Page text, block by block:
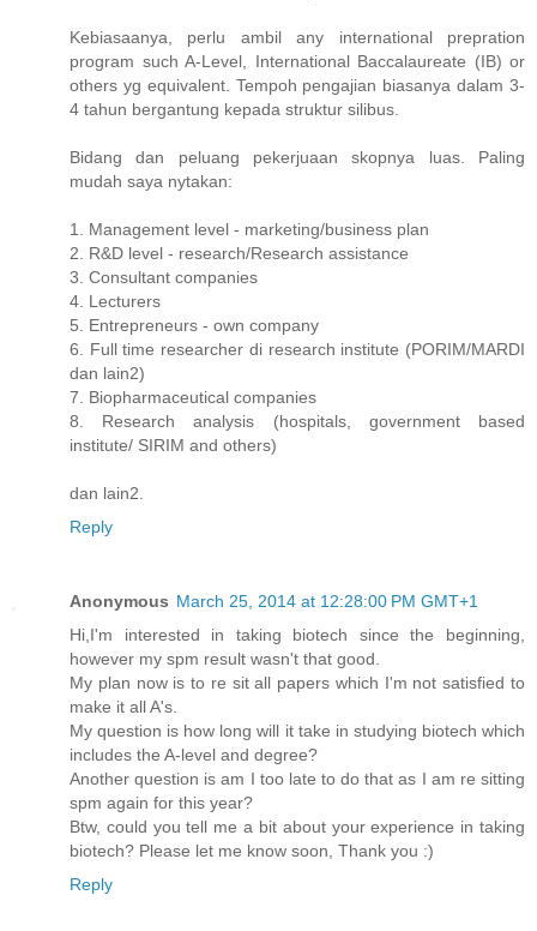
Kebiasaanya, perlu ambil any international prepration
program such A-Level, International Baccalaureate (IB) or
others yg equivalent. Tempoh pengajian biasanya dalam 3-
4 tahun bergantung kepada struktur silibus.
Bidang dan peluang pekerjuaan skopnya luas. Paling
mudah saya nytakan:
1. Management level - marketing/business plan
2. R&D level - research/Research assistance
3. Consultant companies
4. Lecturers
5. Entrepreneurs - own company
6. Full time researcher di research institute (PORIM/MARDI
dan lain2)
7. Biopharmaceutical companies
8. Research analysis (hospitals, government based
institute/ SIRIM and others)
dan lain2.
Reply
Anonymous March 25, 2014 at 12:28:00 PM GMT+1
Hi,I'm interested in taking biotech since the beginning,
however my spm result wasn't that good.
My plan now is to re sit all papers which I'm not satisfied to
make it all A's.
My question is how long will it take in studying biotech which
includes the A-level and degree?
Another question is am I too late to do that as I am re sitting
spm again for this year?
Btw, could you tell me a bit about your experience in taking
biotech? Please let me know soon, Thank you :)
Reply